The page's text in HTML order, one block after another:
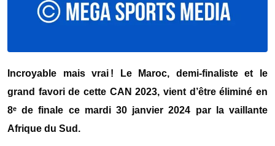
Incroyable mais vrai ! Le Maroc, demi-finaliste et le
grand favori de cette CAN 2023, vient d’être éliminé en
8ᵉ de finale ce mardi 30 janvier 2024 par la vaillante
Afrique du Sud.